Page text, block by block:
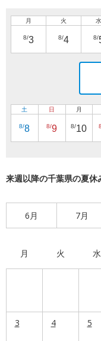
月
8/3
火
8/4
水
8/
土
8/8
日
8/9
月
8/10
来週以降の千葉県の夏休
6月 7月
月 火 水
3 4 5